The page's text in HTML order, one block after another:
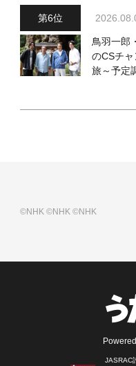
鳥羽一郎
のCSチ
旅～予定
©NHK©NHK©NHK
JASRAC